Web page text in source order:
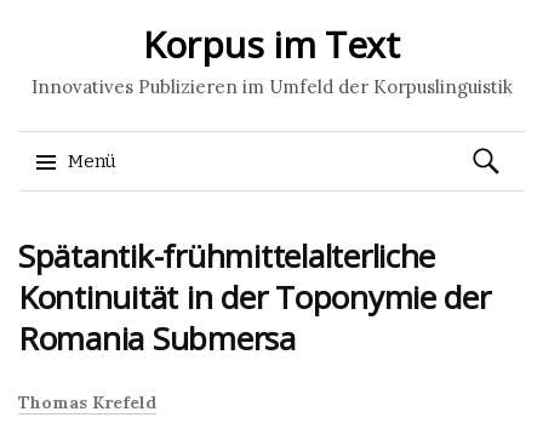
Korpus im Text
Innovatives Publizieren im Umfeld der Korpuslinguistik
Menü
zum
Inhalt
Suchen
nach:
Spätantik-frühmittelalterliche
Kontinuität in der Toponymie der
Romania Submersa
Thomas Krefeld